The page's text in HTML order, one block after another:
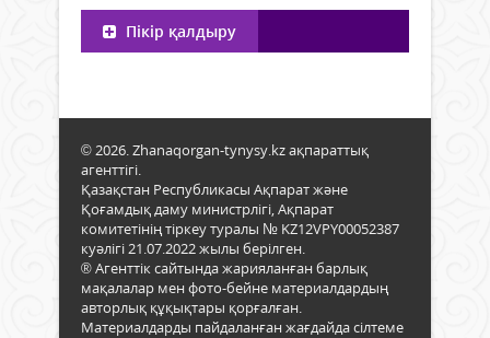
Пікір қалдыру
© 2026. Zhanaqorgan-tynysy.kz ақпараттық
агенттігі.
Қазақстан Республикасы Ақпарат және
Қоғамдық даму министрлігі, Ақпарат
комитетінің тіркеу туралы № KZ12VPY00052387
куәлігі 21.07.2022 жылы берілген.
® Агенттік сайтында жарияланған барлық
мақалалар мен фото-бейне материалдардың
авторлық құқықтары қорғалған.
Материалдарды пайдаланған жағдайда сілтеме